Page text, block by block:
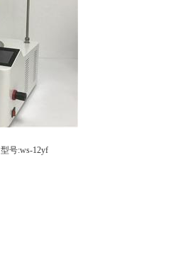
型号:ws-12yf